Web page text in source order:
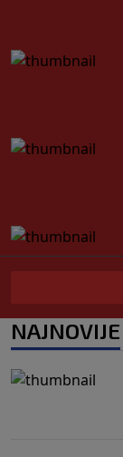
NAJNOVIJE